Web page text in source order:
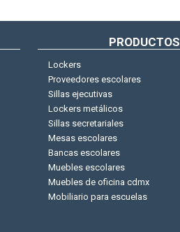
PRODUCTOS
Lockers
Proveedores escolares
Sillas ejecutivas
Lockers metálicos
Sillas secretariales
Mesas escolares
Bancas escolares
Muebles escolares
Muebles de oficina cdmx
Mobiliario para escuelas